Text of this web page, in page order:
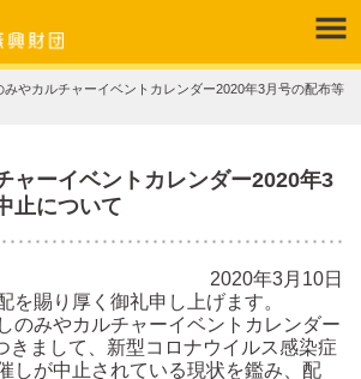
みやカルチャーイベントカレンダー2020年3月号の配布等
ャーイベントカレンダー2020年3
止について
2020年3月10日
を賜り厚く御礼申し上げます。
のみやカルチャーイベントカレンダー
きまして、新型コロナウイルス感染症
しが中止されている現状を鑑み、配